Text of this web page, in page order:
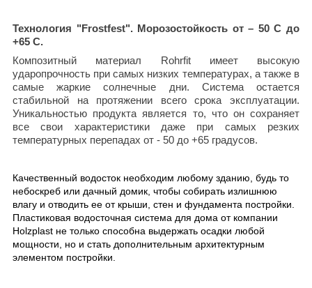
Технология "Frostfest". Морозостойкость от – 50 С до
+65 С.
Композитный материал Rohrfit имеет высокую
ударопрочность при самых низких температурах, а также в
самые жаркие солнечные дни. Система остается
стабильной на протяжении всего срока эксплуатации.
Уникальностью продукта является то, что он сохраняет
все свои характеристики даже при самых резких
температурных перепадах от - 50 до +65 градусов.
Качественный водосток необходим любому зданию, будь то
небоскреб или дачный домик, чтобы собирать излишнюю
влагу и отводить ее от крыши, стен и фундамента постройки.
Пластиковая водосточная система для дома от компании
Holzplast не только способна выдержать осадки любой
мощности, но и стать дополнительным архитектурным
элементом постройки.